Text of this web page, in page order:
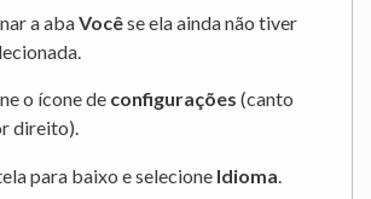
a abaVocêse ela ainda não tiver
o ícone de configurações (canto
direito).
para baixo e selecione Idioma.